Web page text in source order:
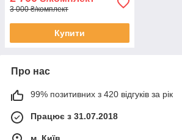
3 000 ₴/комплект
Купити
Про нас
99% позитивних з 420 відгуків за рік
Працює з 31.07.2018